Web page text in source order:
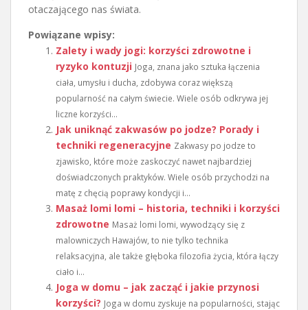
otaczającego nas świata.
Powiązane wpisy:
Zalety i wady jogi: korzyści zdrowotne i
ryzyko kontuzji Joga, znana jako sztuka łączenia
ciała, umysłu i ducha, zdobywa coraz większą
popularność na całym świecie. Wiele osób odkrywa jej
liczne korzyści...
Jak uniknąć zakwasów po jodze? Porady i
techniki regeneracyjne Zakwasy po jodze to
zjawisko, które może zaskoczyć nawet najbardziej
doświadczonych praktyków. Wiele osób przychodzi na
matę z chęcią poprawy kondycji i...
Masaż lomi lomi – historia, techniki i korzyści
zdrowotne Masaż lomi lomi, wywodzący się z
malowniczych Hawajów, to nie tylko technika
relaksacyjna, ale także głęboka filozofia życia, która łączy
ciało i...
Joga w domu – jak zacząć i jakie przynosi
korzyści? Joga w domu zyskuje na popularności, stając